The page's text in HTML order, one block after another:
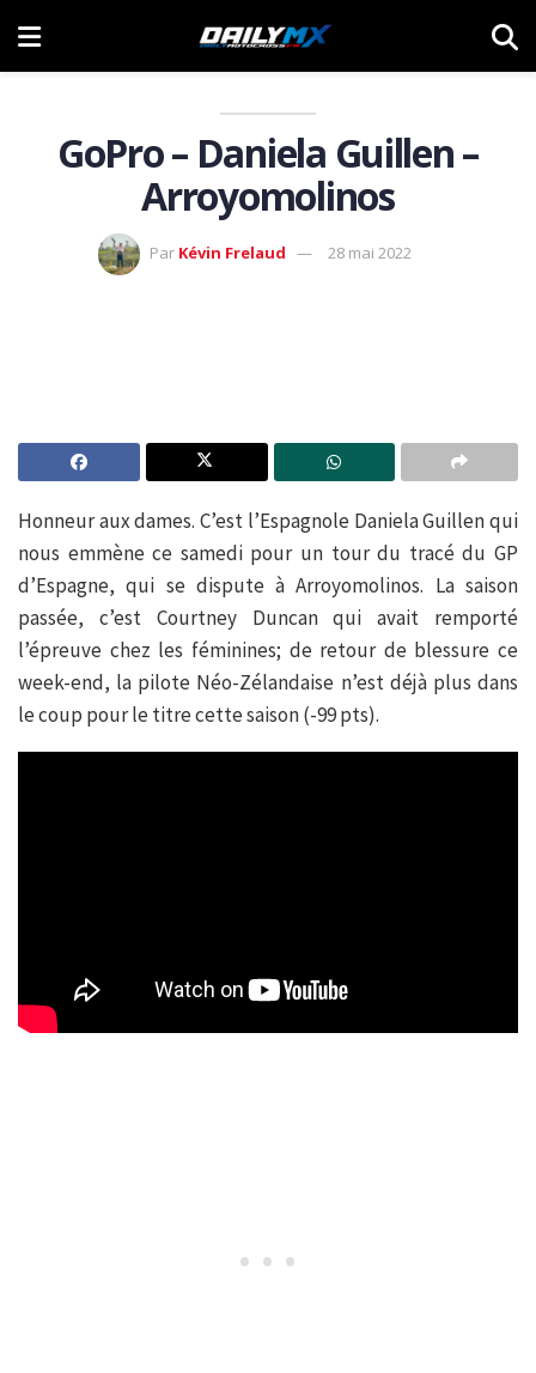
GoPro – Daniela Guillen –
Arroyomolinos
Par Kévin Frelaud 28 mai 2022
Honneur aux dames. C’est l’Espagnole Daniela Guillen qui
nous emmène ce samedi pour un tour du tracé du GP
d’Espagne, qui se dispute à Arroyomolinos. La saison
passée, c’est Courtney Duncan qui avait remporté
l’épreuve chez les féminines; de retour de blessure ce
week-end, la pilote Néo-Zélandaise n’est déjà plus dans
le coup pour le titre cette saison (-99 pts).